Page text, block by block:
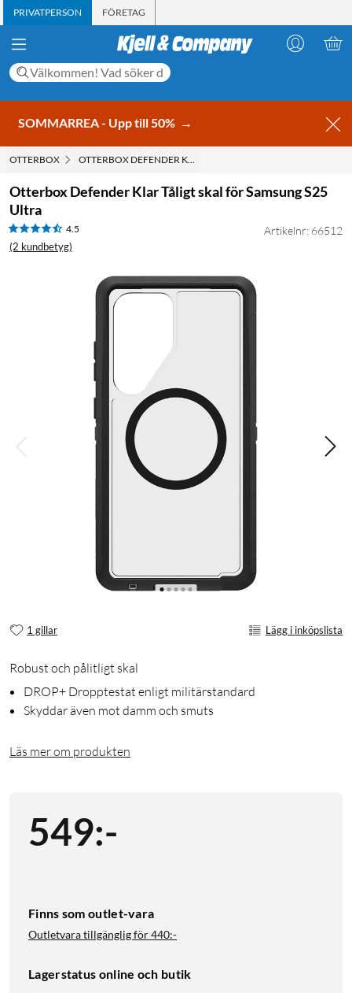
PRIVATPERSON FÖRETAG
SOMMARREA - Upp till 50% →
OTTERBOX OTTERBOX DEFENDER KLAR TÅLIGT SKAL FÖR SAMSUNG S25
Otterbox Defender Klar Tåligt skal för Samsung S25
Ultra
4.5
(2 kundbetyg)
Artikelnr: 66512
1 gillar Lägg i inköpslista
Robust och pålitligt skal
DROP+ Dropptestat enligt militärstandard
Skyddar även mot damm och smuts
Läs mer om produkten
549:-
Finns som outlet-vara
Outletvara tillgänglig för440:-
Lagerstatus online och butik